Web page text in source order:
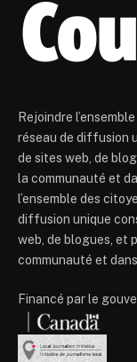
Rejoindre
réseau de diffusion
de sites web, de
la communauté et
l’ensemble des
diffusion unique
web, de blogues, et
communauté et
Financé par le